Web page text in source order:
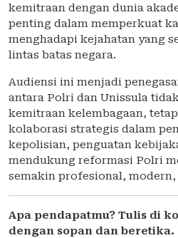
kemitraan dengan dunia
penting dalam memperkuat
menghadapi kejahatan yang
lintas batas negara.
Audiensi ini menjadi
antara Polri dan Unissula
kemitraan kelembagaan,
kolaborasi strategis dalam
kepolisian, penguatan
mendukung reformasi Polri
semakin profesional,
Apa pendapatmu? Tulis di
dengan sopan dan